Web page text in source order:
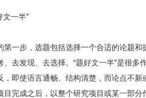
文一半”
第一步，选题包括选择一个合适的论题
、去发现、去选择。“题好文一半”是很
，即使语言通畅、结构清楚，而论点不
目完成之后，以整个研究项目或某一部